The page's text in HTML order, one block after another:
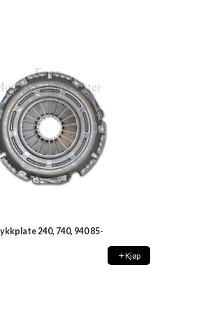
240, 740, 940 85-
Kjøp